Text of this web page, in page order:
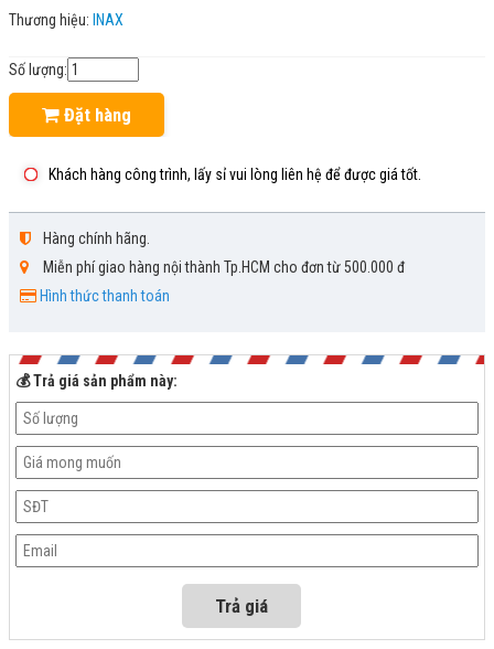
Thương hiệu: INAX
Số lượng:
Đặt hàng
Khách hàng công trình, lấy sỉ vui lòng liên hệ để được giá tốt.
Hàng chính hãng.
Miễn phí giao hàng nội thành Tp.HCM cho đơn từ 500.000 đ
Hình thức thanh toán
💰 Trả giá sản phẩm này: